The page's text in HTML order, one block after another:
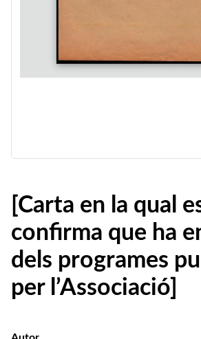
[Carta en la qual
confirma que ha
dels programes
per l’Associació]